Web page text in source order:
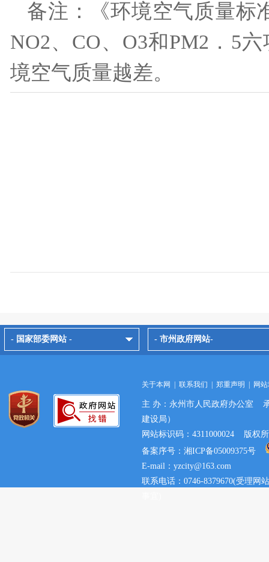
备注：《环境空气质量标
NO2、CO、O3和PM2．5
境空气质量越差。
- 国家部委网站 - - 市州政府网站-
关于本网 联系我们 郑重声明 网
主 办：永州市人民政府办公室
建设局）
网站标识码：4311000024 版权
备案序号：湘ICP备05009375号
E-mail：yzcity@163.com
联系电话：0746-8379670(受理网